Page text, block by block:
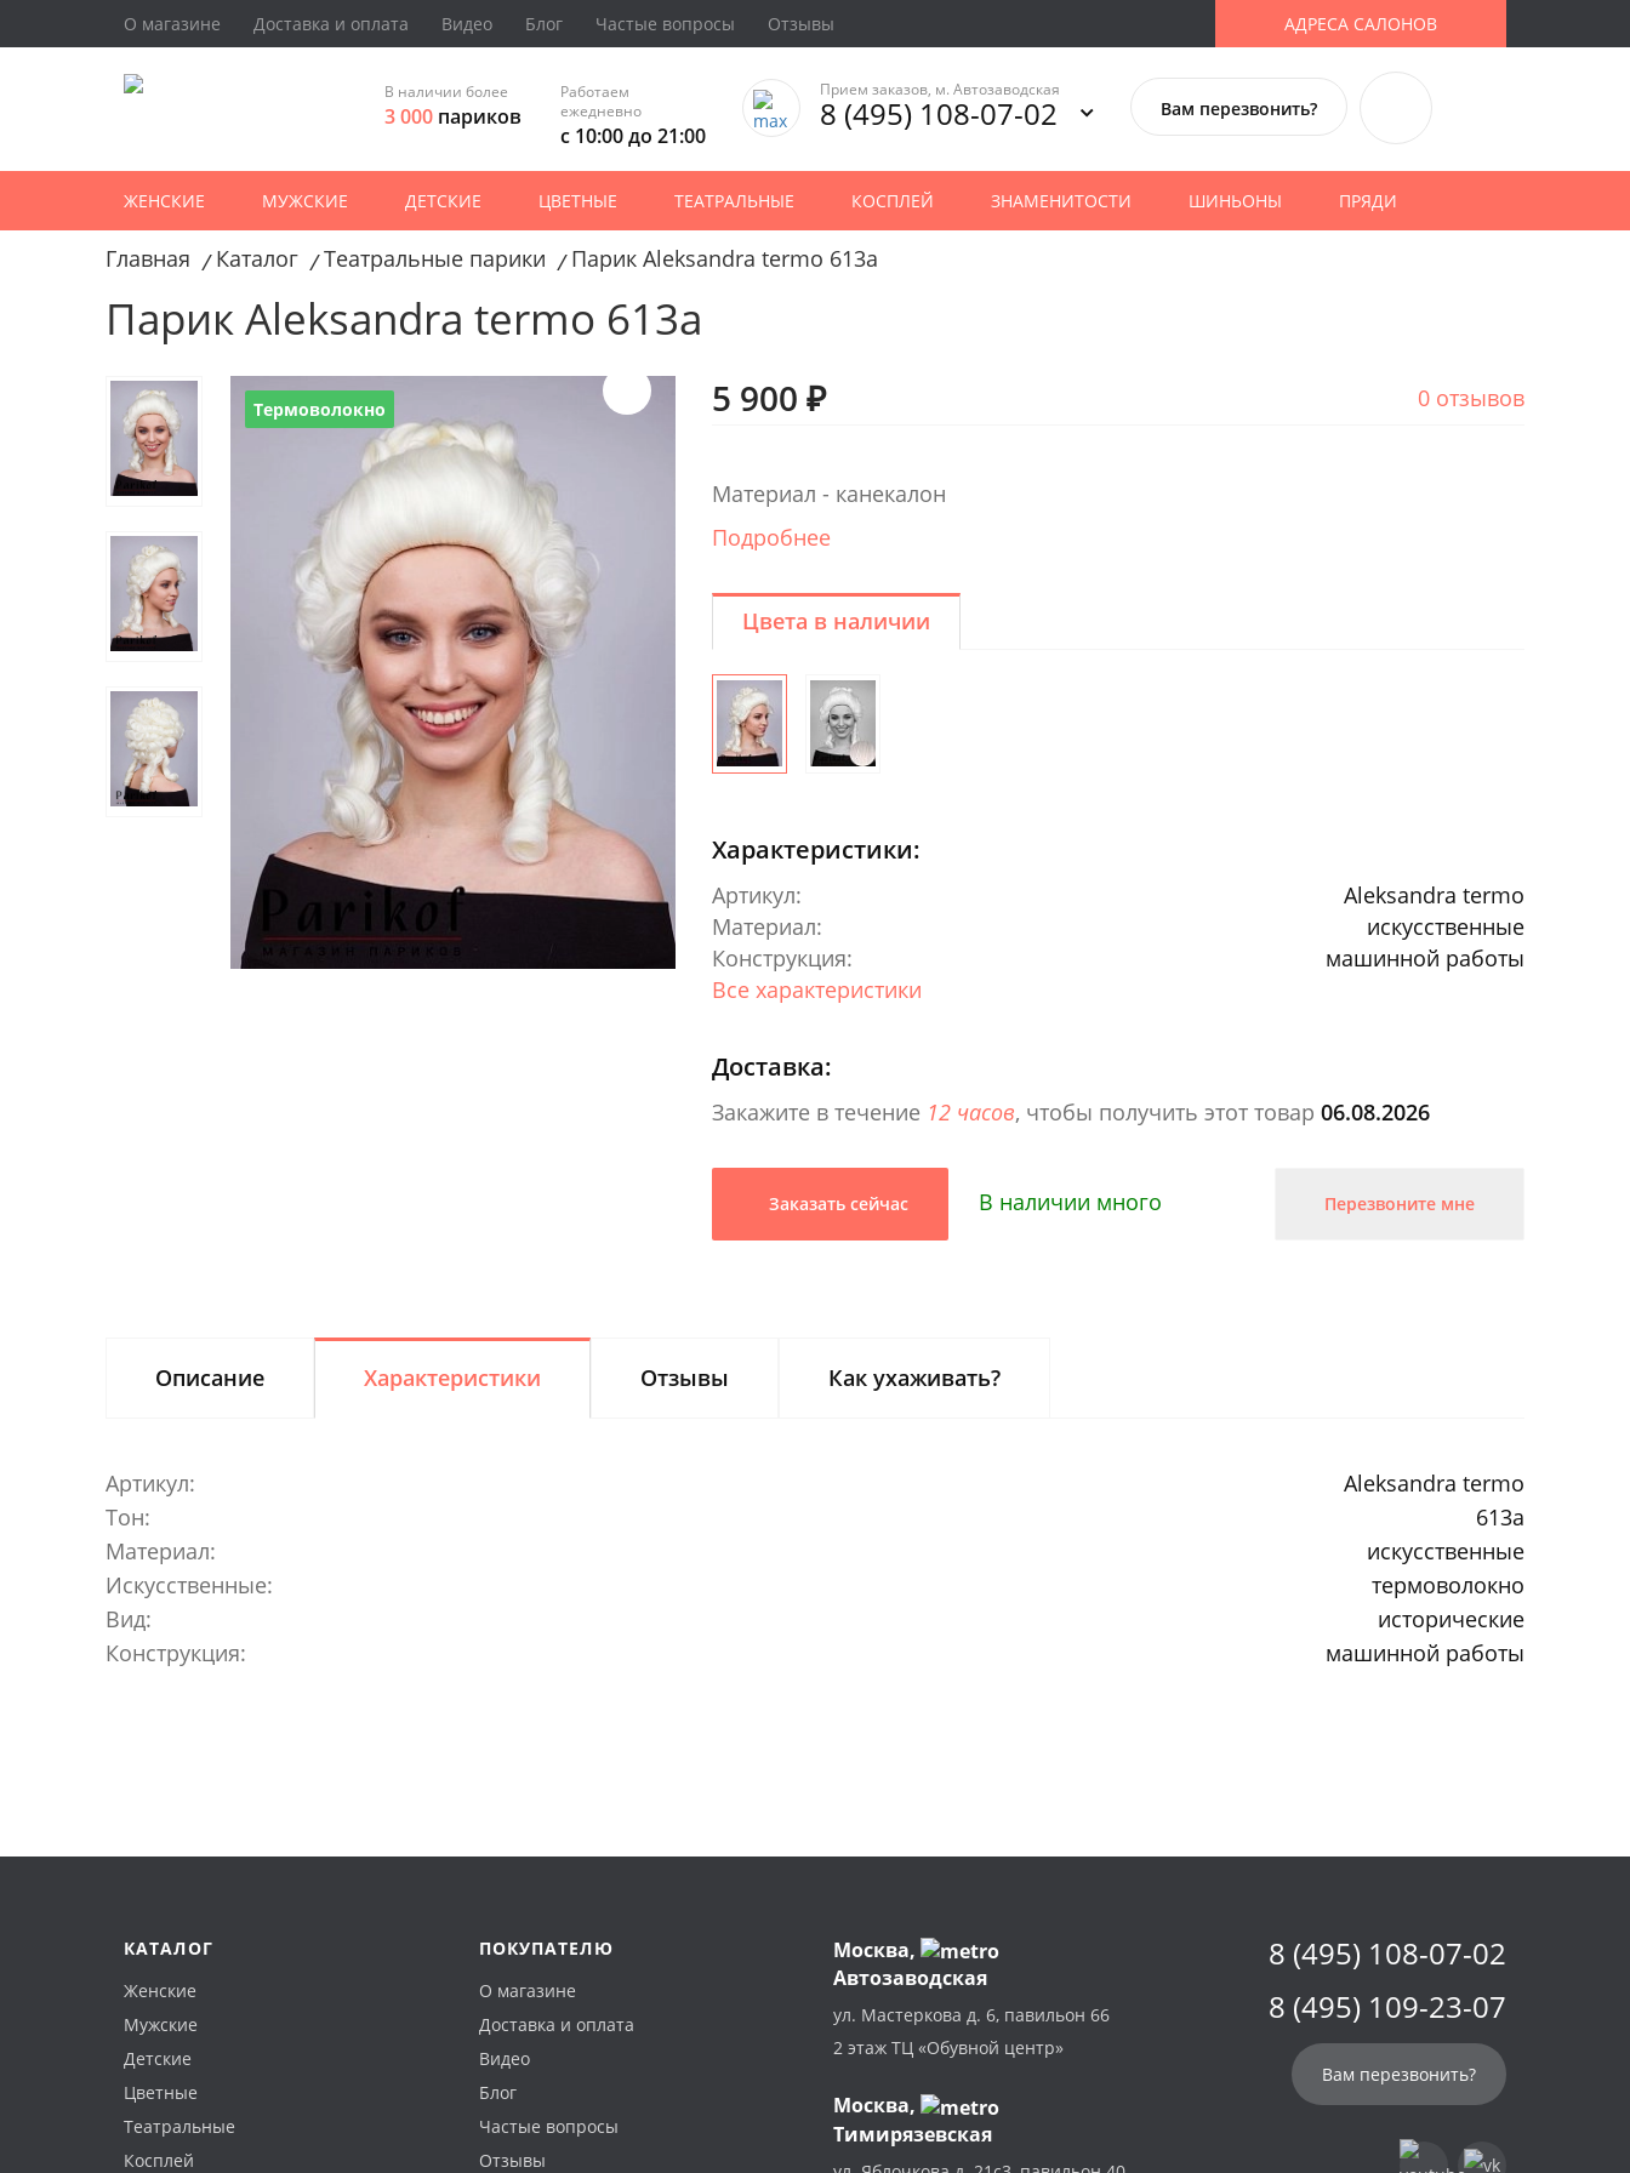
О магазине Доставка и оплата Видео Блог Частые вопросы Отзывы АДРЕСА САЛОНОВ
В наличии более
3 000 париков
Работаем
ежедневно
с 10:00 до 21:00
Прием заказов, м. Автозаводская
8 (495) 108-07-02 Вам перезвонить?
ЖЕНСКИЕ МУЖСКИЕ ДЕТСКИЕ ЦВЕТНЫЕ ТЕАТРАЛЬНЫЕ КОСПЛЕЙ ЗНАМЕНИТОСТИ ШИНЬОНЫ ПРЯДИ
Главная / Каталог / Театральные парики / Парик Aleksandra termo 613a
Парик Aleksandra termo 613a
Термоволокно 5 900 ₽ 0 отзывов
Материал - канекалон
Подробнее
Цвета в наличии
Характеристики:
Артикул:
Aleksandra termo
Материал:
искусственные
Конструкция:
машинной работы
Все характеристики
Доставка:
Закажите в течение 12 часов, чтобы получить этот товар 06.08.2026
Заказать сейчас В наличии много Перезвоните мне
Описание Характеристики Отзывы Как ухаживать?
Артикул:
Aleksandra termo
Тон:
613a
Материал:
искусственные
Искусственные:
термоволокно
Вид:
исторические
Конструкция:
машинной работы
КАТАЛОГ
Женские
Мужские
Детские
Цветные
Театральные
Косплей
ПОКУПАТЕЛЮ
О магазине
Доставка и оплата
Видео
Блог
Частые вопросы
Отзывы
Москва,
Автозаводская
ул. Мастеркова д. 6, павильон 66
2 этаж ТЦ «Обувной центр»
Москва,
Тимирязевская
8 (495) 108-07-02
8 (495) 109-23-07
Вам перезвонить?